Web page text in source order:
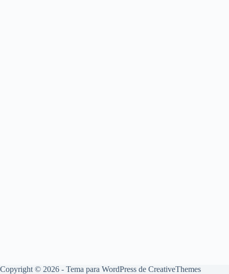
Copyright © 2026 - Tema para WordPress de CreativeThemes